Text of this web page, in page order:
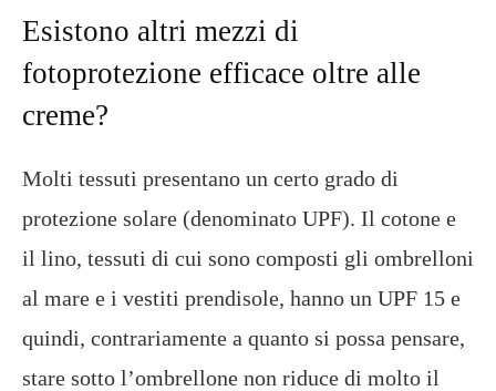
Esistono altri mezzi di
fotoprotezione efficace oltre alle
creme?
Molti tessuti presentano un certo grado di
protezione solare (denominato UPF). Il cotone e
il lino, tessuti di cui sono composti gli ombrelloni
al mare e i vestiti prendisole, hanno un UPF 15 e
quindi, contrariamente a quanto si possa pensare,
stare sotto l’ombrellone non riduce di molto il